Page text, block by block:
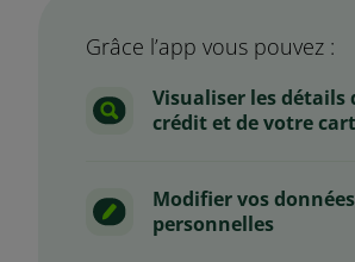
Grâce l’app vous pouvez :
Visualiser les détails
crédit et de votre
Modifier vos données
personnelles